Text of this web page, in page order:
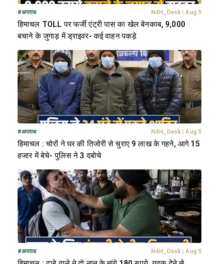
#अपराध N4H_Desk | Aug 5
हिमाचल TOLL पर फर्जी एंट्री पास का खेल बेनकाब, 9,000
बचाने के जुगाड़ में ड्राइवर- कई वाहन पकड़े
#अपराध N4H_Desk | Aug 5
हिमाचल : चोरों ने घर की तिजोरी से चुराए 9 लाख के गहने, आगे 15
हजार में बेचे- पुलिस ने 3 दबोचे
#अपराध N4H_Desk | Aug 5